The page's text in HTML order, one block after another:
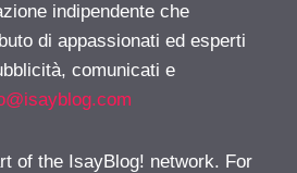
indipendente che
di appassionati ed esperti
comunicati e
of the IsayBlog! network. For